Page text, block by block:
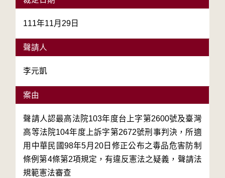
111年11月29日
聲請人
李元凱
案由
聲請人認最高法院103年度台上字第2600號及臺灣
高等法院104年度上訴字第2672號刑事判決，所適
用中華民國98年5月20日修正公布之毒品危害防制
條例第4條第2項規定，有違反憲法之疑義，聲請法
規範憲法審查